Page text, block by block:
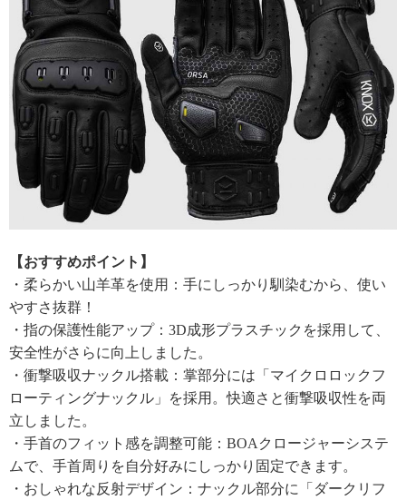
【おすすめポイント】
・柔らかい山羊革を使用：手にしっかり馴染むから、使い
やすさ抜群！
・指の保護性能アップ：3D成形プラスチックを採用して、
安全性がさらに向上しました。
・衝撃吸収ナックル搭載：掌部分には「マイクロロックフ
ローティングナックル」を採用。快適さと衝撃吸収性を両
立しました。
・手首のフィット感を調整可能：BOAクロージャーシステ
ムで、手首周りを自分好みにしっかり固定できます。
・おしゃれな反射デザイン：ナックル部分に「ダークリフ